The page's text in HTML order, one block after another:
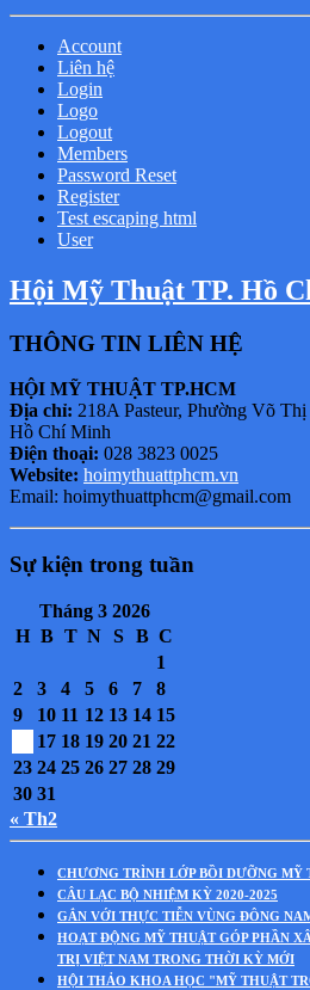
Account
Liên hệ
Login
Logo
Logout
Members
Password Reset
Register
Test escaping html
User
Hội Mỹ Thuật TP. Hồ
THÔNG TIN LIÊN HỆ
HỘI MỸ THUẬT TP.HCM
Địa chỉ: 218A Pasteur, Phường Võ
Hồ Chí Minh
Điện thoại: 028 3823 0025
Website: hoimythuattphcm.vn
Email: hoimythuattphcm@gmail.com
Sự kiện trong tuần
Tháng 3 2026
H B T N S B C
1
2
3 4 5 6 7
8
9
10 11 12 13 14 15
17 18 19 20 21 22
23 24 25 26 27 28 29
30 31
« Th2
CHƯƠNG TRÌNH LỚP BỒI DƯỠNG MỸ
CÂU LẠC BỘ NHIỆM KỲ 2020-2025
GẮN VỚI THỰC TIỄN VÙNG ĐÔNG
HOẠT ĐỘNG MỸ THUẬT GÓP PHẦN
TRỊ VIỆT NAM TRONG THỜI KỲ MỚI
HỘI THẢO KHOA HỌC "MỸ THUẬT